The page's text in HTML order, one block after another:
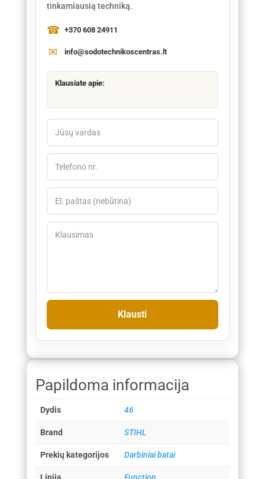
tinkamiausią techniką.
+370 608 24911
info@sodotechnikoscentras.lt
Klausiate apie:
Papildoma informacija
Dydis 46
Brand STIHL
Prekių kategorijos Darbiniai batai
Linija Function